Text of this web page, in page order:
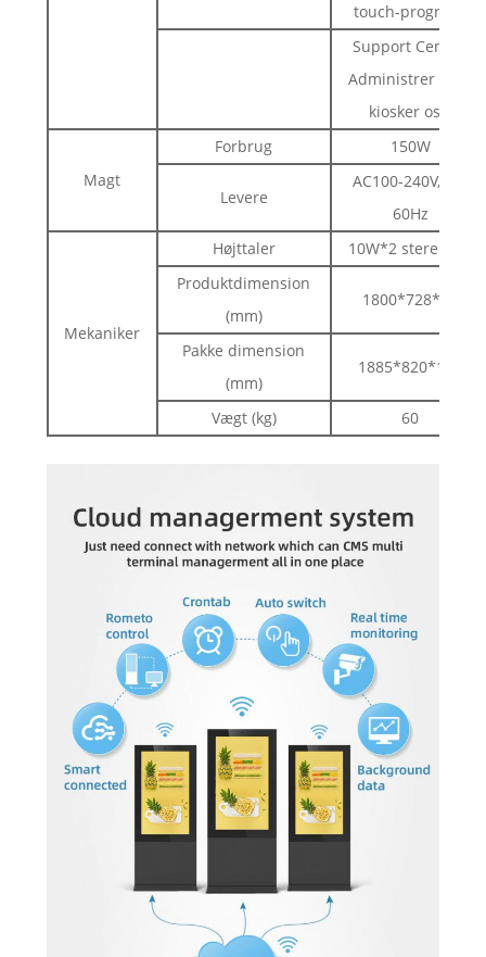
touch-program;
Support Central
Administrer flere
kiosker osv.
Magt
Forbrug 150W
Levere
AC100-240V, 50-
60Hz
Mekaniker
Højttaler
10W*2 stereo lyd
Produktdimension
(mm)
1800*728*66
Pakke dimension
(mm)
1885*820*175
Vægt (kg) 60